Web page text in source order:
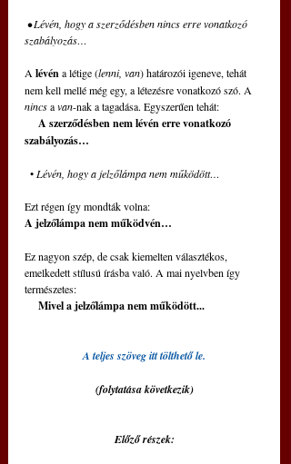
• Lévén, hogy a szerződésben nincs erre vonatkozó
szabályozás…
A lévén a létige (lenni, van) határozói igeneve, tehát
nem kell mellé még egy, a létezésre vonatkozó szó. A
nincs a van-nak a tagadása. Egyszerűen tehát:
szabályozás…
  •
Lévén, hogy a jelzőlámpa nem működött…
Ezt régen így mondták volna:
A jelzőlámpa nem működvén…
Ez nagyon szép, de csak kiemelten választékos,
emelkedett stílusú írásba való. A mai nyelvben így
természetes:
     Mivel a jelzőlámpa nem működött...
A teljes szöveg itt tölthető le.
(folytatása következik)
Előző részek: